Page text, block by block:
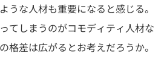
うな人材も重要になると感じる。
てしまうのがコモディティ人材な
格差は広がるとお考えだろうか。